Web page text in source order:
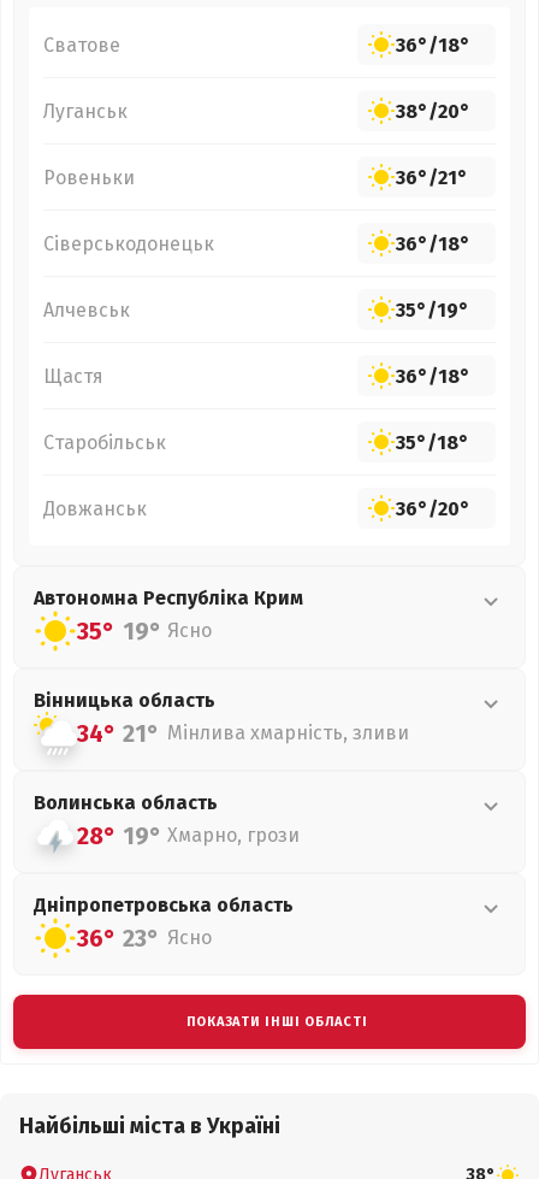
Сватове 36°/18°
Луганськ 38°/20°
Ровеньки 36°/21°
Сіверськодонецьк 36°/18°
Алчевськ 35°/19°
Щастя 36°/18°
Старобільськ 35°/18°
Довжанськ 36°/20°
Автономна Республіка Крим
35° 19° Ясно
Вінницька область
34° 21° Мінлива хмарність, зливи
Волинська область
28° 19° Хмарно, грози
Дніпропетровська область
36° 23° Ясно
ПОКАЗАТИ ІНШІ ОБЛАСТІ
Найбільші міста в Україні
Луганськ 38°